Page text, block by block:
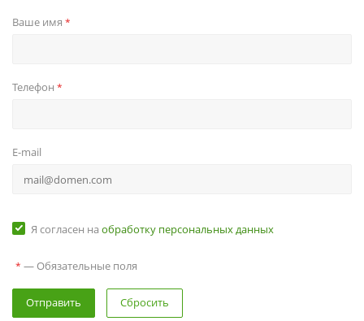
Ваше имя *
Телефон *
E-mail
Я согласен на обработку персональных данных
* — Обязательные поля
Сбросить